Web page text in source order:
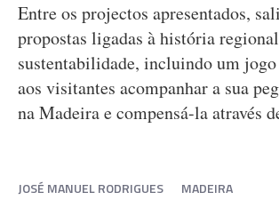
Entre os projectos apresentados,
propostas ligadas à história
sustentabilidade, incluindo um
aos visitantes acompanhar a sua
na Madeira e compensá-la através
JOSÉ MANUEL RODRIGUES
MADEIRA